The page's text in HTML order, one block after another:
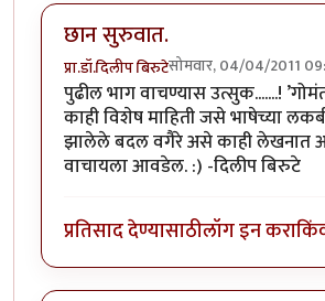
छान सुरुवात.
प्रा.डॉ.दिलीप बिरुटेसोमवार, 04/04/2011
पुढील भाग वाचण्यास उत्सुक.......!
काही विशेष माहिती जसे भाषेच्या
झालेले बदल वगैरे असे काही लेखनात
वाचायला आवडेल. :) -दिलीप बिरुटे
प्रतिसाद देण्यासाठीलॉग इन करा